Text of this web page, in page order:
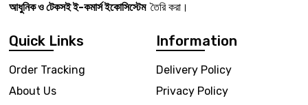
আধুনিক ও টেকসই ই-কমার্স ইকোসিস্টেম তৈরি করা।
Quick Links
Order Tracking
About Us
Information
Delivery Policy
Privacy Policy